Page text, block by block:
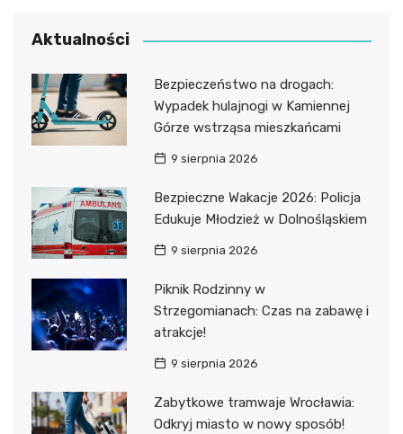
Aktualności
Bezpieczeństwo na drogach:
Wypadek hulajnogi w Kamiennej
Górze wstrząsa mieszkańcami
9 sierpnia 2026
Bezpieczne Wakacje 2026: Policja
Edukuje Młodzież w Dolnośląskiem
9 sierpnia 2026
Piknik Rodzinny w
Strzegomianach: Czas na zabawę i
atrakcje!
9 sierpnia 2026
Zabytkowe tramwaje Wrocławia:
Odkryj miasto w nowy sposób!